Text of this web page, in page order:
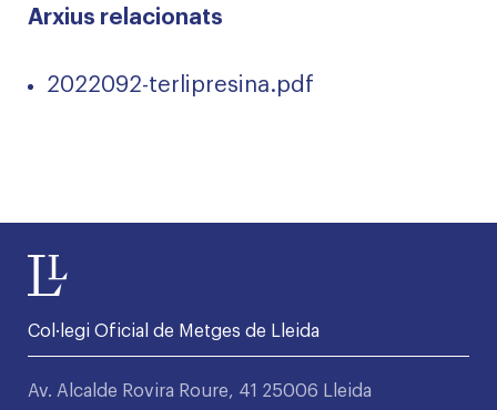
Arxius relacionats
2022092-terlipresina.pdf
Col·legi Oficial de Metges de Lleida
Av. Alcalde Rovira Roure, 41 25006 Lleida